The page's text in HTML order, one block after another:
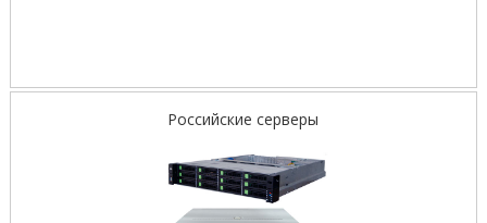
Российские серверы